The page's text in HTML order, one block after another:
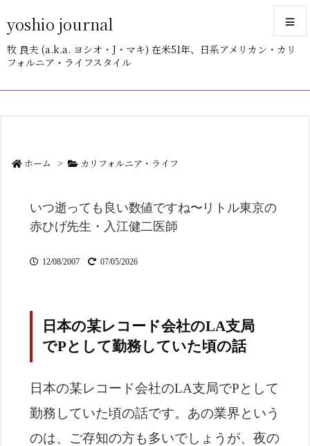
yoshio journal
牧 良夫 (a.k.a. ヨシオ・J・マキ) 在米51年、日系アメリカン・カリ
フォルニア・ライフスタイル
ホーム > カリフォルニア・ライフ
いつ逝っても良い数値ですね〜リトル東京の
赤ひげ先生・入江健二医師
12/08/2007 07/05/2026
日本の某レコード会社のLA支局
でPとして勤務していた頃の話
日本の某レコード会社のLA支局でPとして
勤務していた頃の話です。あの業界という
のは、ご存知の方も多いでしょうが、夜の